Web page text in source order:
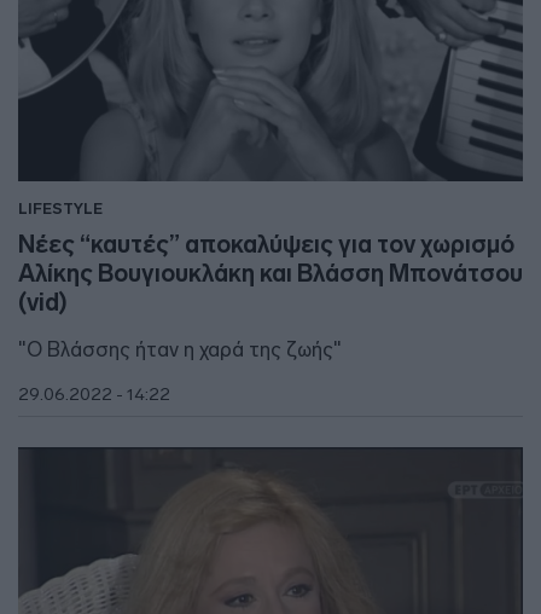
LIFESTYLE
Νέες “καυτές” αποκαλύψεις για τον χωρισμό
Αλίκης Βουγιουκλάκη και Βλάσση Μπονάτσου
(vid)
"Ο Βλάσσης ήταν η χαρά της ζωής"
29.06.2022 - 14:22